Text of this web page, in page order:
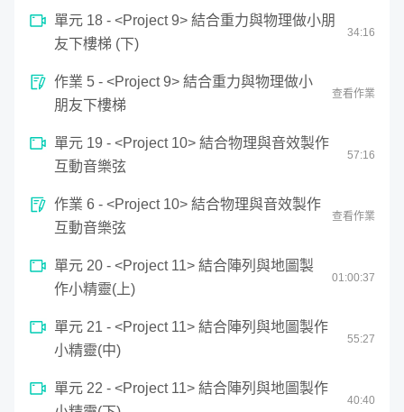
有了上一階段的 JS 與動畫基礎，我們會製作各種物理模擬
子效果、未來 UI 特效、重力與行星模擬⋯⋯逐步將學到的
不過別擔心，透過動態的教材設計與實例講解，你將可以理
單元 18 - <Project 9> 結合重力與物理做小朋
友下樓梯 (下)
34:16
作業 5 - <Project 9> 結合重力與物理做小
朋友下樓梯
查看作業
單元 19 - <Project 10> 結合物理與音效製作
互動音樂弦
57:16
作業 6 - <Project 10> 結合物理與音效製作
互動音樂弦
查看作業
單元 20 - <Project 11> 結合陣列與地圖製
作小精靈(上)
01:00:37
單元 21 - <Project 11> 結合陣列與地圖製作
小精靈(中)
55:27
單元 22 - <Project 11> 結合陣列與地圖製作
40:40